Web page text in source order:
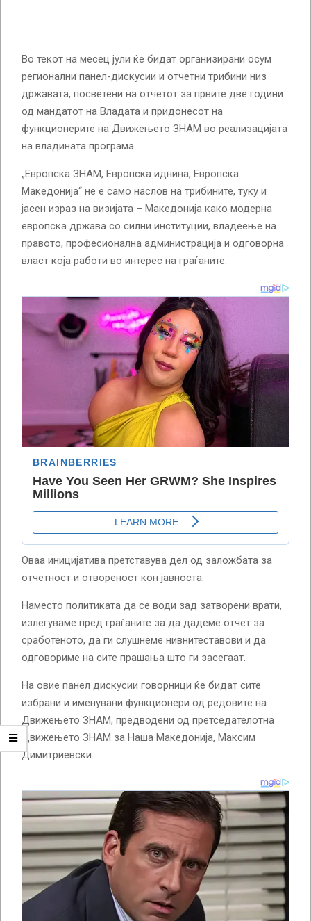
Во текот на месец јули ќе бидат организирани осум
регионални панел-дискусии и отчетни трибини низ
државата, посветени на отчетот за првите две години
од мандатот на Владата и придонесот на
функционерите на Движењето ЗНАМ во реализацијата
на владината програма.
„Европска ЗНАМ, Европска иднина, Европска
Македонија“ не е само наслов на трибините, туку и
јасен израз на визијата – Македонија како модерна
европска држава со силни институции, владеење на
правото, професионална администрација и одговорна
власт која работи во интерес на граѓаните.
Оваа иницијатива претставува дел од заложбата за
отчетност и отвореност кон јавноста.
Наместо политиката да се води зад затворени врати,
излегуваме пред граѓаните за да дадеме отчет за
сработеното, да ги слушнеме нивнитеставови и да
одговориме на сите прашања што ги засегаат.
На овие панел дискусии говорници ќе бидат сите
избрани и именувани функционери од редовите на
Движењето ЗНАМ, предводени од претседателотна
Движењето ЗНАМ за Наша Македонија, Максим
Димитриевски.